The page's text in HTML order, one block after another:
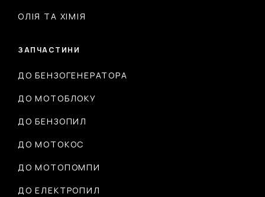
ОЛІЯ ТА ХІМІЯ
ЗАПЧАСТИНИ
ДО БЕНЗОГЕНЕРАТОРА
ДО МОТОБЛОКУ
ДО БЕНЗОПИЛ
ДО МОТОКОС
ДО МОТОПОМПИ
ДО ЕЛЕКТРОПИЛ